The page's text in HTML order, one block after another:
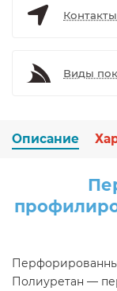
Контакты
Виды
Описание
Полиуретан —